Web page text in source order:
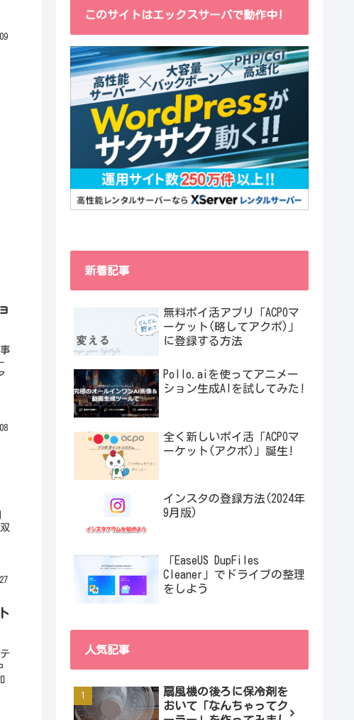
このサイトはエックスサーバで動作中!
新着記事
無料ポイ活アプリ「ACPOマ
ーケット(略してアクポ)」
に登録する方法
Pollo.aiを使ってアニメー
ション生成AIを試してみた!
全く新しいポイ活「ACPOマ
ーケット(アクポ)」誕生!
インスタの登録方法(2024年
9月版)
「EaseUS DupFiles
Cleaner」でドライブの整理
をしよう
人気記事
扇風機の後ろに保冷剤を
おいて「なんちゃってク